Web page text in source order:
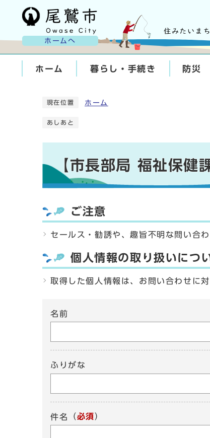
ホームへ
ホーム 暮らし・手続き 防災
現在位置 ホーム
あしあと
【市長部局 福祉保健
ご注意
セールス・勧誘や、趣旨不明な問い合
個人情報の取り扱いにつ
取得した個人情報は、お問い合わせに
名前
ふりがな
件名 （必須）